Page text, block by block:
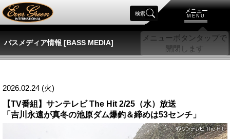
メニュー
MENU
検索
バスメディア情報 [BASS MEDIA]
2026.02.24 (火)
【TV番組】サンテレビ The Hit 2/25（水）放送
「吉川永遠が真冬の池原ダム爆釣＆締めは53センチ」